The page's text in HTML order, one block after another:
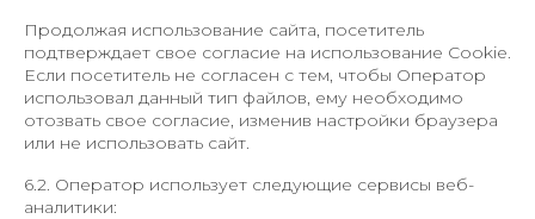
Продолжая использование сайта, посетитель
подтверждает свое согласие на использование Cookie.
Если посетитель не согласен с тем, чтобы Оператор
использовал данный тип файлов, ему необходимо
отозвать свое согласие, изменив настройки браузера
или не использовать сайт.
6.2. Оператор использует следующие сервисы веб-
аналитики: